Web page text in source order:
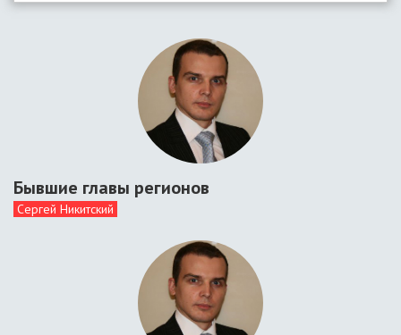
Бывшие главы регионов
Сергей Никитский